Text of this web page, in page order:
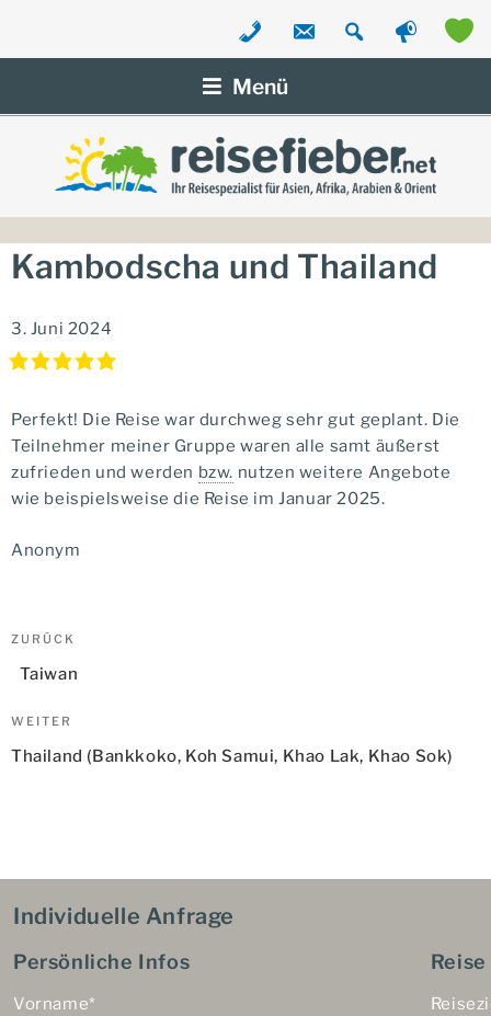
Zum
Menü
Kambodscha und Thailand
3. Juni 2024
Perfekt! Die Reise war durchweg sehr gut geplant. Die
Teilnehmer meiner Gruppe waren alle samt äußerst
zufrieden und werden bzw. nutzen weitere Angebote
wie beispielsweise die Reise im Januar 2025.
Anonym
Beitragsnavigation
Vorheriger
Beitrag
ZURÜCK
Taiwan
Nächster
Beitrag
WEITER
Thailand (Bankkoko, Koh Samui, Khao Lak, Khao Sok)
Individuelle Anfrage
Persönliche Infos
Vorname*